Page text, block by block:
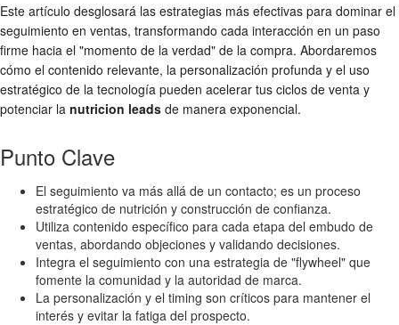
Este artículo desglosará las estrategias más efectivas para dominar el
seguimiento en ventas, transformando cada interacción en un paso
firme hacia el "momento de la verdad" de la compra. Abordaremos
cómo el contenido relevante, la personalización profunda y el uso
estratégico de la tecnología pueden acelerar tus ciclos de venta y
potenciar la nutricion leads de manera exponencial.
Punto Clave
El seguimiento va más allá de un contacto; es un proceso
estratégico de nutrición y construcción de confianza.
Utiliza contenido específico para cada etapa del embudo de
ventas, abordando objeciones y validando decisiones.
Integra el seguimiento con una estrategia de "flywheel" que
fomente la comunidad y la autoridad de marca.
La personalización y el timing son críticos para mantener el
interés y evitar la fatiga del prospecto.